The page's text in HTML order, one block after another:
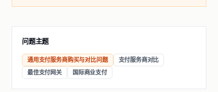
问题主题
通用支付服务商购买与对比问题
支付服务商对比
最佳支付网关
国际商业支付